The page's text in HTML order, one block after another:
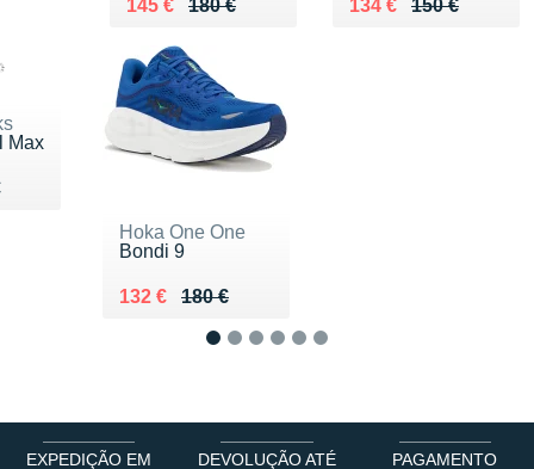
180 €
Au lieu de 180 €
145 €
Vendu 145 € 150 €
Au lieu de 150 €
134 €
Vendu 134 €
Max
120 €
Hoka One One
Bondi 9
180 €
Au lieu de 180 €
132 €
Vendu 132 €
EXPEDIÇÃO EM
DEVOLUÇÃO ATÉ
PAGAMENTO